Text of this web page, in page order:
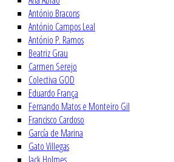
António Bracons
António Campos Leal
António P. Ramos
Beatriz Grau
Carmen Serejo
Colectiva GOD
Eduardo França
Fernando Matos e Monteiro Gil
Francisco Cardoso
García de Marina
Gato Villegas